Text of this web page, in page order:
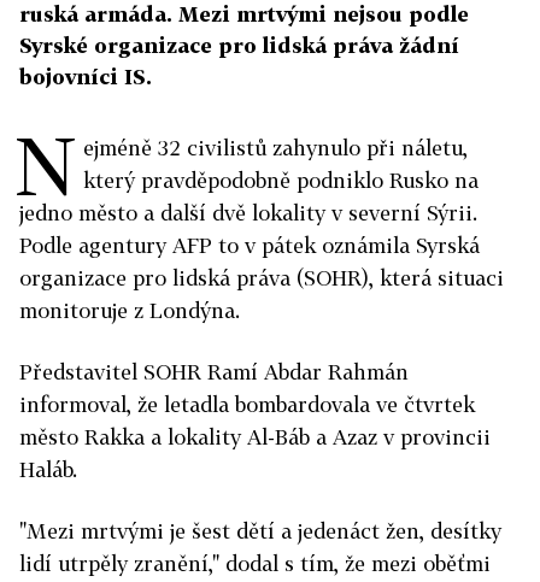
ruská armáda. Mezi mrtvými nejsou podle
Syrské organizace pro lidská práva žádní
bojovníci IS.
N ejméně 32 civilistů zahynulo při náletu,
který pravděpodobně podniklo Rusko na
jedno město a další dvě lokality v severní Sýrii.
Podle agentury AFP to v pátek oznámila Syrská
organizace pro lidská práva (SOHR), která situaci
monitoruje z Londýna.
Představitel SOHR Ramí Abdar Rahmán
informoval, že letadla bombardovala ve čtvrtek
město Rakka a lokality Al-Báb a Azaz v provincii
Haláb.
"Mezi mrtvými je šest dětí a jedenáct žen, desítky
lidí utrpěly zranění," dodal s tím, že mezi oběťmi